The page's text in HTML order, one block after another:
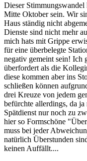
Dieser
Mitte Oktober sein. Wir
Haus ständig nicht
Dienste sind nicht mehr
mich hats mit Grippe
für eine überbelegte
negativ gemeint sein! Ich
überfordert als die
diese kommen aber ins
schließen können
drei Kreuze von jedem
befürchte allerdings, da
Spätdienst nur noch zu
hier so Formschöne
muss bei jeder
natürlich Überstunden
keinen Auffällt....